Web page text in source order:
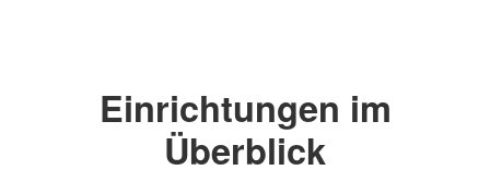
Einrichtungen im
Überblick